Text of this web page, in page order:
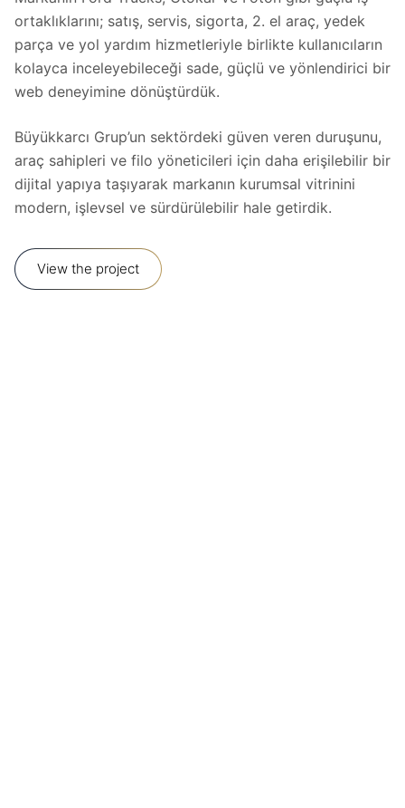
ortaklıklarını; satış, servis, sigorta, 2. el araç, yedek
parça ve yol yardım hizmetleriyle birlikte kullanıcıların
kolayca inceleyebileceği sade, güçlü ve yönlendirici bir
web deneyimine dönüştürdük.
Büyükkarcı Grup’un sektördeki güven veren duruşunu,
araç sahipleri ve filo yöneticileri için daha erişilebilir bir
dijital yapıya taşıyarak markanın kurumsal vitrinini
modern, işlevsel ve sürdürülebilir hale getirdik.
View the project